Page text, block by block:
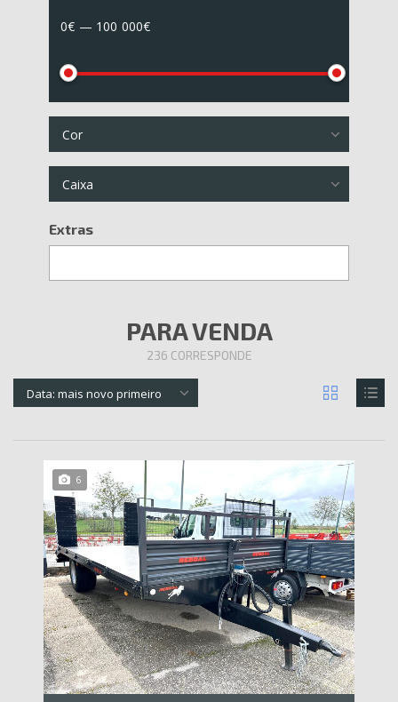
0€ — 100 000€
Cor
Caixa
Extras
PARA VENDA
236 CORRESPONDE
Data: mais novo primeiro
6